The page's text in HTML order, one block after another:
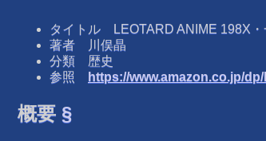
タイトル LEOTARD ANIME 198X
著者 川俣晶
分類 歴史
参照
https://www.amazon.co.jp/
概要 §